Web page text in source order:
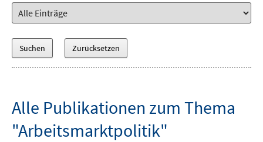
Alle Publikationen zum Thema
"Arbeitsmarktpolitik"